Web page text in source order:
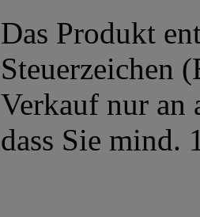
Das Produkt
Steuerzeichen
Verkauf nur an
dass Sie mind.